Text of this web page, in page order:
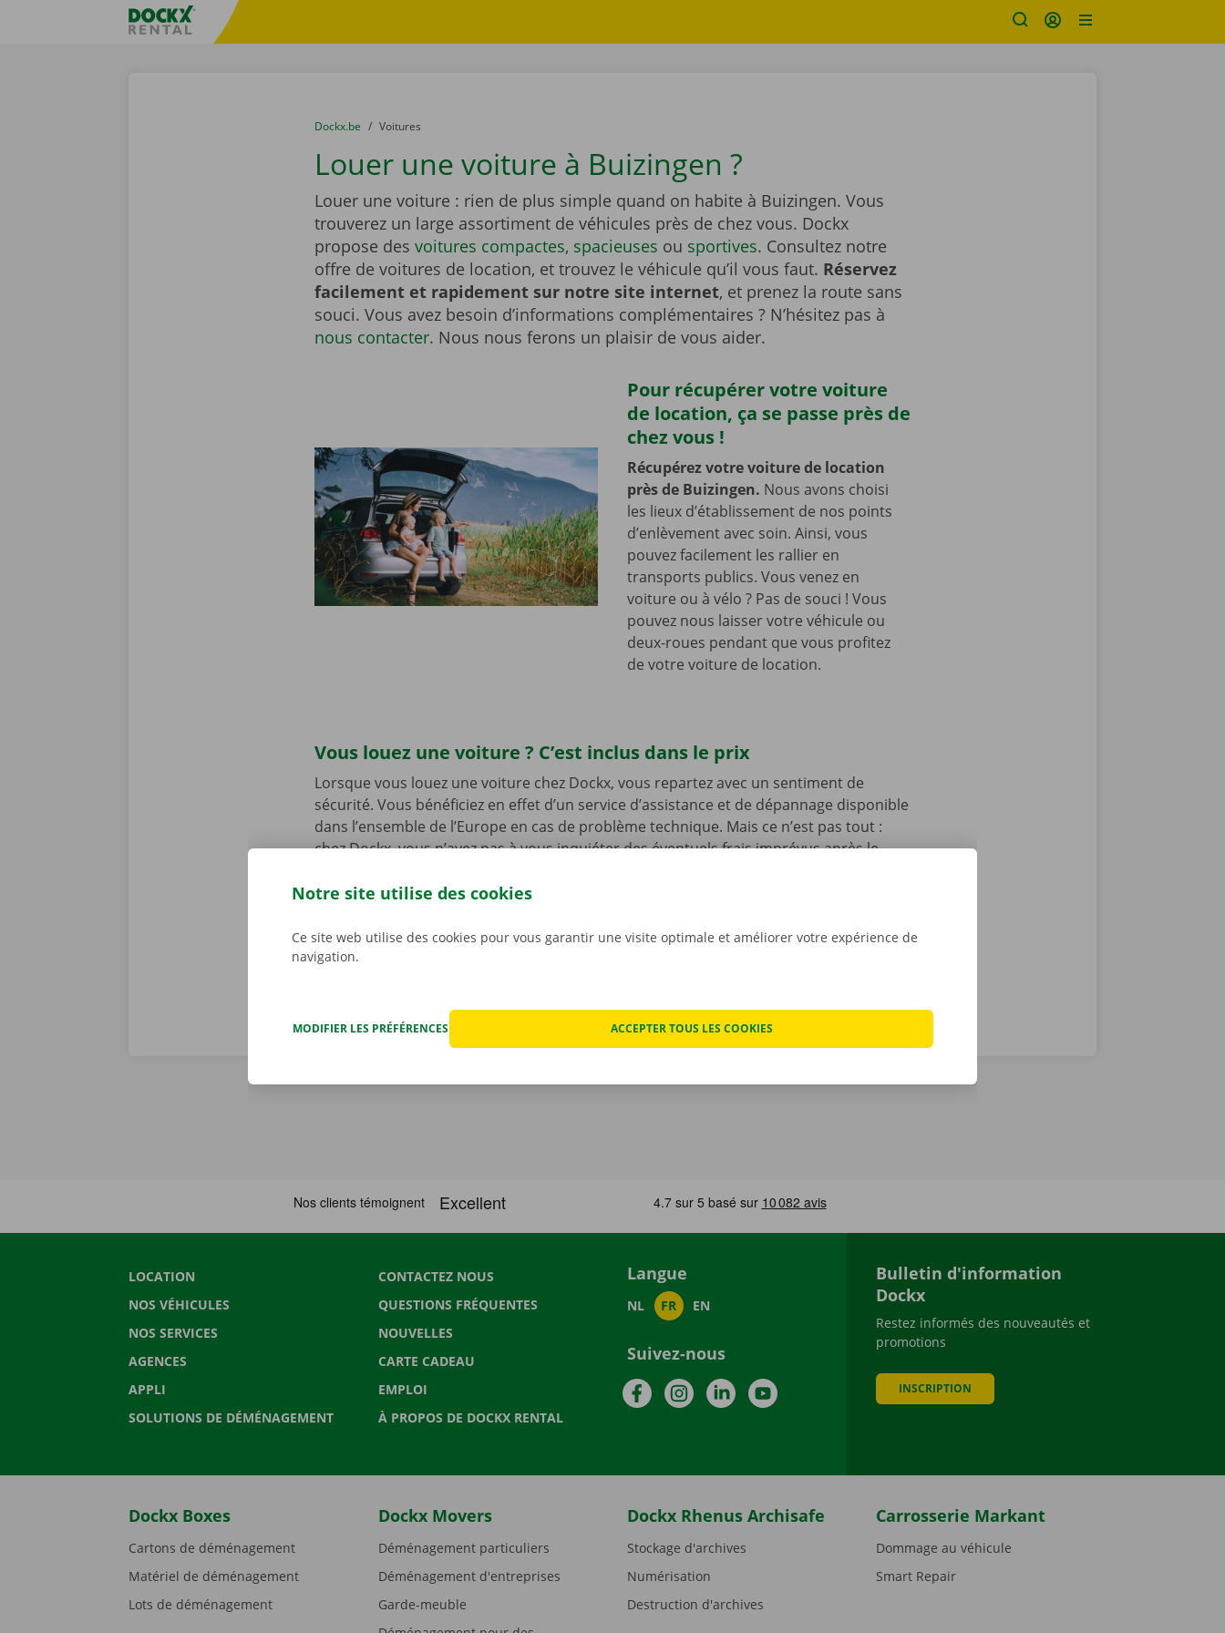
sitename
You are here:
du
Dockx.be to
Voitures
Louer une voiture à Buizingen ?
Louer une voiture : rien de plus simple quand on habite à Buizingen. Vous
trouverez un large assortiment de véhicules près de chez vous. Dockx
propose des voitures compactes, spacieuses ou sportives. Consultez notre
offre de voitures de location, et trouvez le véhicule qu’il vous faut. Réservez
facilement et rapidement sur notre site internet, et prenez la route sans
souci. Vous avez besoin d’informations complémentaires ? N’hésitez pas à
nous contacter. Nous nous ferons un plaisir de vous aider.
Pour récupérer votre voiture
de location, ça se passe près de
chez vous !
Récupérez votre voiture de location
près de Buizingen. Nous avons choisi
les lieux d’établissement de nos points
d’enlèvement avec soin. Ainsi, vous
pouvez facilement les rallier en
transports publics. Vous venez en
voiture ou à vélo ? Pas de souci ! Vous
pouvez nous laisser votre véhicule ou
deux-roues pendant que vous profitez
de votre voiture de location.
Vous louez une voiture ? C’est inclus dans le prix
Lorsque vous louez une voiture chez Dockx, vous repartez avec un sentiment de
sécurité. Vous bénéficiez en effet d’un service d’assistance et de dépannage disponible
dans l’ensemble de l’Europe en cas de problème technique. Mais ce n’est pas tout :
chez Dockx, vous n’avez pas à vous inquiéter des éventuels frais imprévus après le
preniez le volant. Pour nous, la transparence et un service personnalisé sont de
LOCATION
NOS VÉHICULES
NOS SERVICES
AGENCES
APPLI
SOLUTIONS DE DÉMÉNAGEMENT
CONTACTEZ NOUS
QUESTIONS FRÉQUENTES
NOUVELLES
CARTE CADEAU
EMPLOI
À PROPOS DE DOCKX RENTAL
Langue
NL FR EN
Suivez-nous
FacebookInstagramLinkedInYouTube
Bulletin d'information
Dockx
Restez informés des nouveautés et
promotions
INSCRIPTION
Dockx Boxes
Cartons de déménagement
Matériel de déménagement
Lots de déménagement
Dockx Movers
Déménagement particuliers
Déménagement d'entreprises
Garde-meuble
Dockx Rhenus Archisafe
Stockage d'archives
Numérisation
Destruction d'archives
Carrosserie Markant
Dommage au véhicule
Smart Repair
Notre site utilise des cookies
Ce site web utilise des cookies pour vous garantir une visite optimale et améliorer votre expérience de
navigation.
MODIFIER LES PRÉFÉRENCES ACCEPTER TOUS LES COOKIES